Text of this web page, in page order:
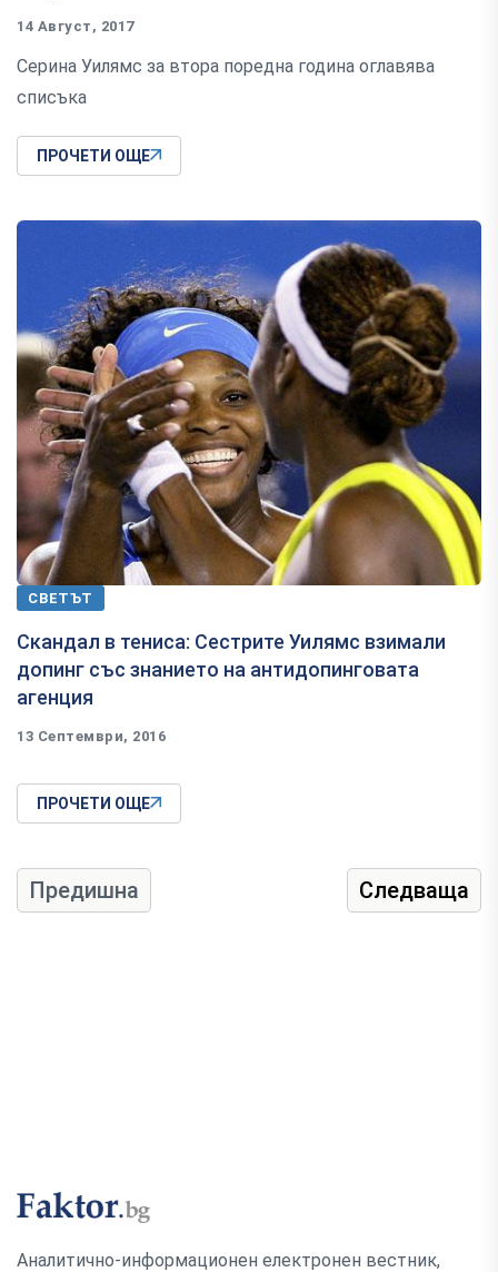
14 Август, 2017
Серина Уилямс за втора поредна година оглавява
списъка
ПРОЧЕТИ ОЩЕ
СВЕТЪТ
Скандал в тениса: Сестрите Уилямс взимали
допинг със знанието на антидопинговата
агенция
13 Септември, 2016
ПРОЧЕТИ ОЩЕ
Предишна Следваща
Аналитично-информационен електронен вестник,